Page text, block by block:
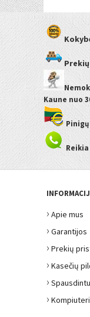
Kaune nuo
› Apie mus
› Garantijos
› Prekių
› Kasečių
›
›